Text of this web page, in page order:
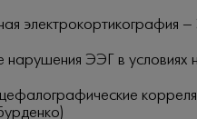
электрокортикография
нарушения ЭЭГ в